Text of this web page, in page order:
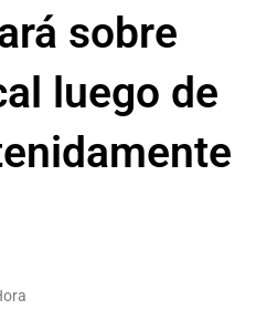
sobre
luego de